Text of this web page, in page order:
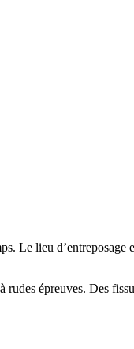
Le lieu d’entreposage
rudes épreuves. Des